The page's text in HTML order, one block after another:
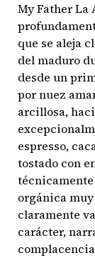
My Father La
que se aleja
del maduro
desde un
por nuez
arcillosa,
espresso,
tostado con
orgánica
claramente
carácter,